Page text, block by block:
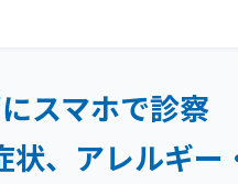
スマホで診察
、 アレルギー